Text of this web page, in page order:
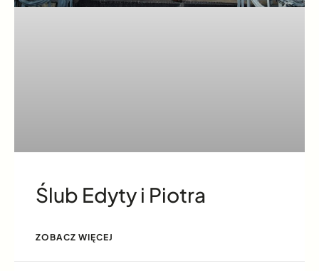
Ślub Edyty i Piotra
ZOBACZ WIĘCEJ